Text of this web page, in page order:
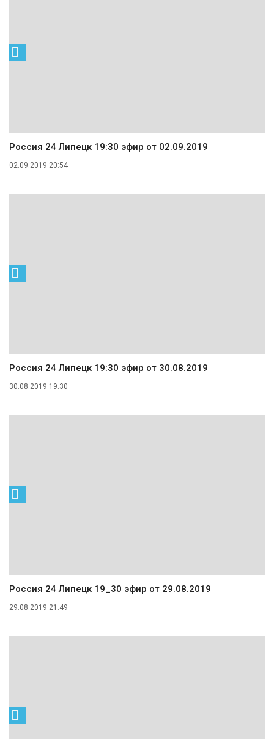
Россия 24 Липецк 19:30 эфир от 02.09.2019
02.09.2019 20:54
Россия 24 Липецк 19:30 эфир от 30.08.2019
30.08.2019 19:30
Россия 24 Липецк 19_30 эфир от 29.08.2019
29.08.2019 21:49